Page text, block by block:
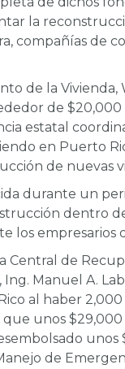
la
compañías de
de la
de
estatal
en Puerto
de nuevas
durante un
dentro
los empresarios
Central de
Ing. Manuel A.
al haber
unos
de